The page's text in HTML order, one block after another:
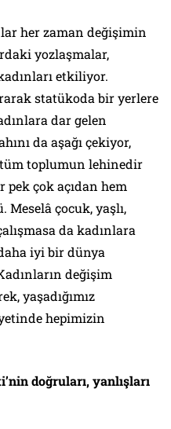
her zaman değişimin
yozlaşmalar,
etkiliyor.
statükoda bir yerlere
dar gelen
da aşağı çekiyor,
toplumun lehinedir
çok açıdan hem
Meselâ çocuk, yaşlı,
da kadınlara
iyi bir dünya
değişim
yaşadığımız
hepimizin
doğruları, yanlışları